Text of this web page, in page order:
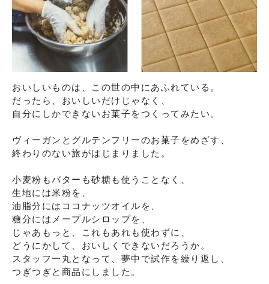
おいしいものは、この世の中にあふれている。
だったら、おいしいだけじゃなく、
自分にしかできないお菓子をつくってみたい。
ヴィーガンとグルテンフリーのお菓子をめざす、
終わりのない旅がはじまりました。
小麦粉もバターも砂糖も使うことなく、
生地には米粉を、
油脂分にはココナッツオイルを、
糖分にはメープルシロップを、
じゃあもっと、これもあれも使わずに、
どうにかして、おいしくできないだろうか。
スタッフ一丸となって、夢中で試作を繰り返し、
つぎつぎと商品にしました。